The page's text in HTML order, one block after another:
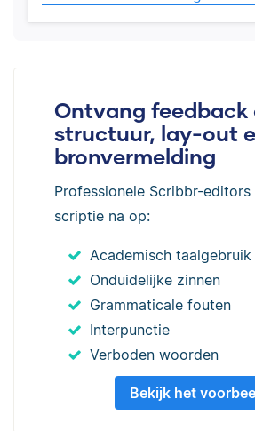
Ontvang feedback
structuur, lay-out
bronvermelding
Professionele Scribbr-editors
scriptie na op:
Academisch taalgebruik
Onduidelijke zinnen
Grammaticale fouten
Interpunctie
Verboden woorden
Bekijk het